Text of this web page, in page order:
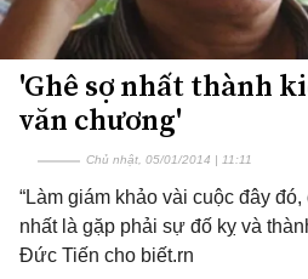
'Ghê sợ nhất thành
văn chương'
Chủ nhật, 05/01/2014 | 11:11
“Làm giám khảo vài cuộc đây
nhất là gặp phải sự đố kỵ và
Đức Tiến cho biết.rn